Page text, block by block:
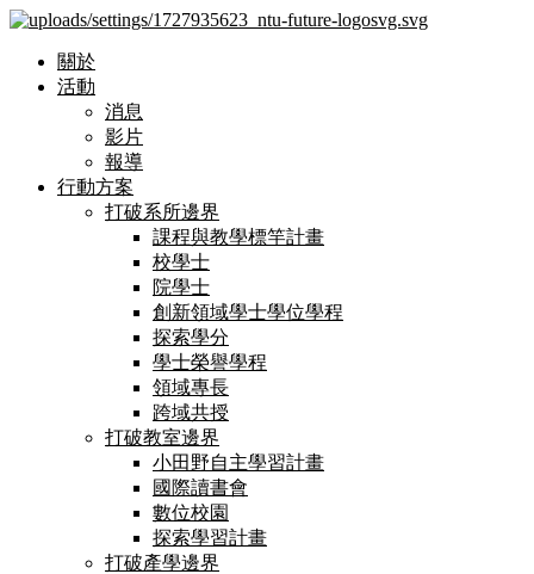
關於
活動
消息
影片
報導
行動方案
打破系所邊界
課程與教學標竿計畫
校學士
院學士
創新領域學士學位學程
探索學分
學士榮譽學程
領域專長
跨域共授
打破教室邊界
小田野自主學習計畫
國際讀書會
數位校園
探索學習計畫
打破產學邊界